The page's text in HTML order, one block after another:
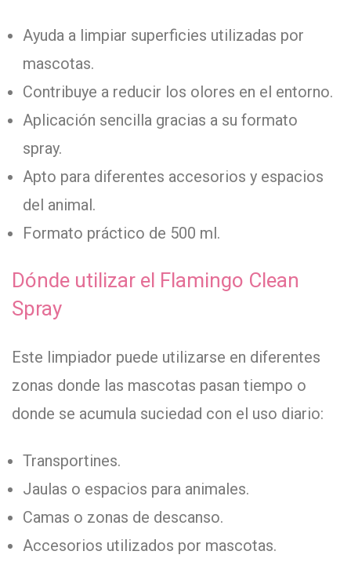
Ayuda a limpiar superficies utilizadas por
mascotas.
Contribuye a reducir los olores en el entorno.
Aplicación sencilla gracias a su formato
spray.
Apto para diferentes accesorios y espacios
del animal.
Formato práctico de 500 ml.
Dónde utilizar el Flamingo Clean
Spray
Este limpiador puede utilizarse en diferentes
zonas donde las mascotas pasan tiempo o
donde se acumula suciedad con el uso diario:
Transportines.
Jaulas o espacios para animales.
Camas o zonas de descanso.
Accesorios utilizados por mascotas.